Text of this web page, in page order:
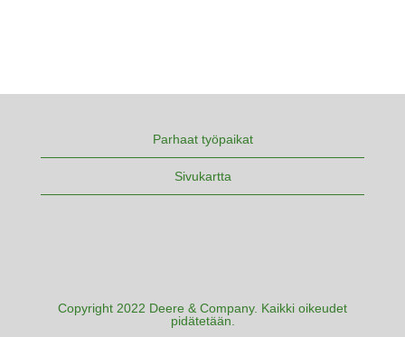
Parhaat työpaikat
Sivukartta
Copyright 2022 Deere & Company. Kaikki oikeudet
pidätetään.